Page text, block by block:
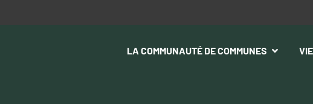
LA COMMUNAUTÉ DE COMMUNES